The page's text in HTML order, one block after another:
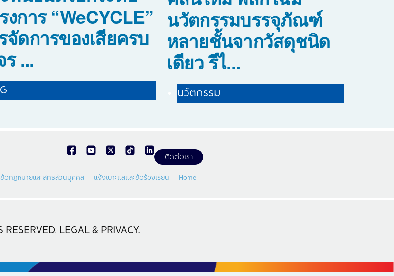
งการ “WeCYCLE”
จัดการของเสียครบ
ร ...
นวัตกรรมบรรจุภัณฑ์
หลายชั้นจากวัสดุชนิด
เดียว รีไ...
นวัตกรรม
ติดต่อเรา
ข้อกฎหมายและสิทธิส่วนบุคคล แจ้งเบาะแสและข้อร้องเรียน Home
LEGAL & PRIVACY.